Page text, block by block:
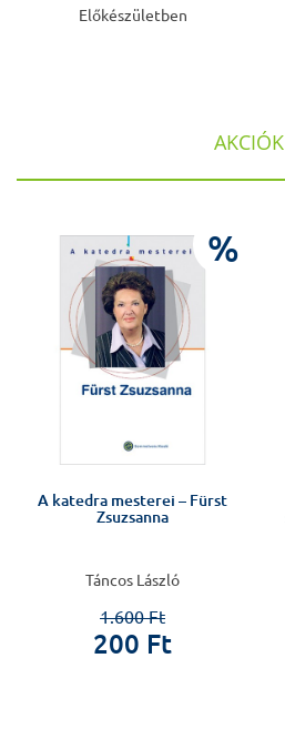
Előkészületben
AKCIÓK
%
A katedra mesterei – Fürst
Zsuzsanna
Táncos László
1.600 Ft
200 Ft